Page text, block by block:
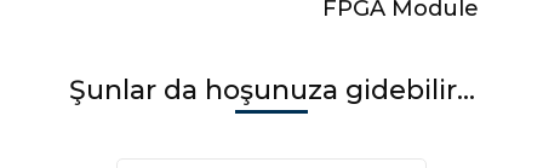
FPGA Module
Şunlar da hoşunuza gidebilir...